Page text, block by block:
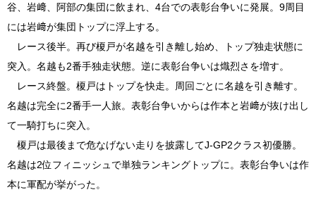
谷、岩﨑、阿部の集団に飲まれ、4台での表彰台争いに発展。9周目
には岩﨑が集団トップに浮上する。
レース後半。再び榎戸が名越を引き離し始め、トップ独走状態に
突入。名越も2番手独走状態。逆に表彰台争いは熾烈さを増す。
レース終盤。榎戸はトップを快走。周回ごとに名越を引き離す。
名越は完全に2番手一人旅。表彰台争いからは作本と岩﨑が抜け出し
て一騎打ちに突入。
榎戸は最後まで危なげない走りを披露してJ-GP2クラス初優勝。
名越は2位フィニッシュで単独ランキングトップに。表彰台争いは作
本に軍配が挙がった。